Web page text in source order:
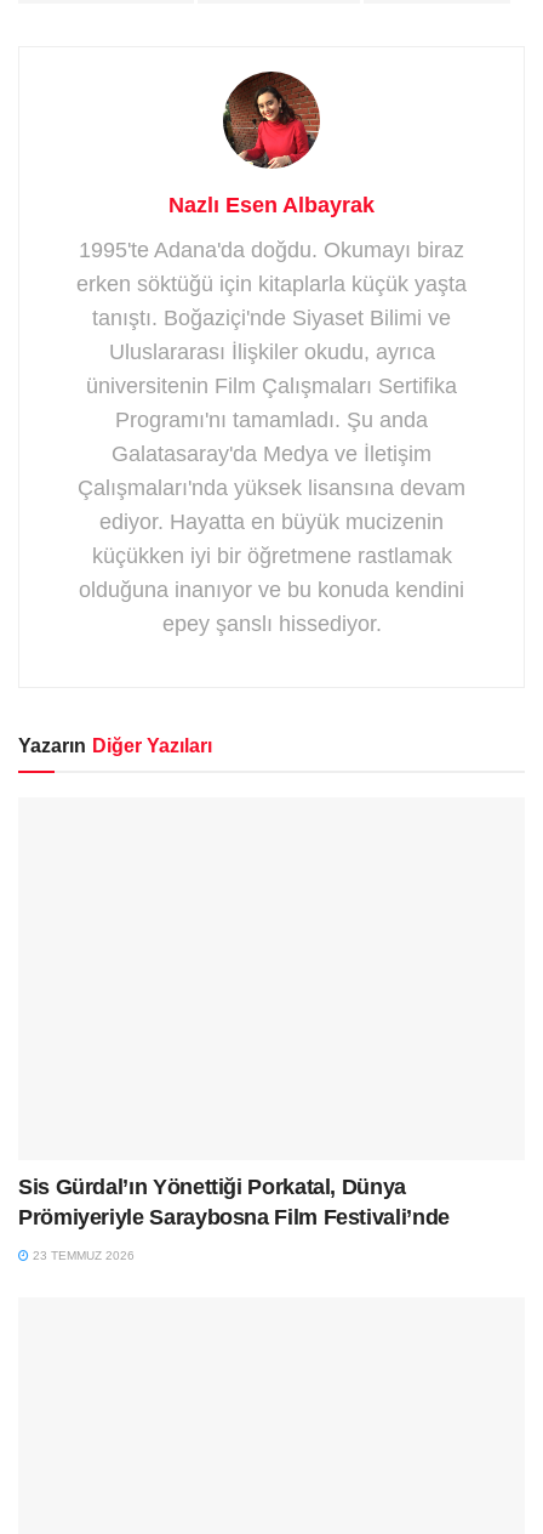
Nazlı Esen Albayrak
1995'te Adana'da doğdu. Okumayı biraz
erken söktüğü için kitaplarla küçük yaşta
tanıştı. Boğaziçi'nde Siyaset Bilimi ve
Uluslararası İlişkiler okudu, ayrıca
üniversitenin Film Çalışmaları Sertifika
Programı'nı tamamladı. Şu anda
Galatasaray'da Medya ve İletişim
Çalışmaları'nda yüksek lisansına devam
ediyor. Hayatta en büyük mucizenin
küçükken iyi bir öğretmene rastlamak
olduğuna inanıyor ve bu konuda kendini
epey şanslı hissediyor.
Yazarın Diğer Yazıları
Sis Gürdal’ın Yönettiği Porkatal, Dünya
Prömiyeriyle Saraybosna Film Festivali’nde
23 TEMMUZ 2026